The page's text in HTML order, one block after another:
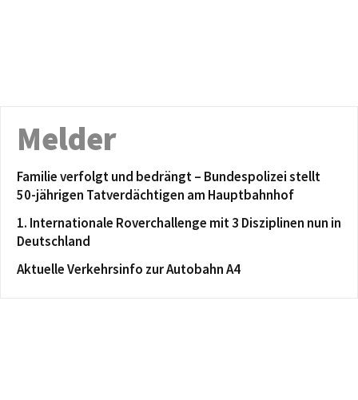
Melder
Familie verfolgt und bedrängt – Bundespolizei stellt
50-jährigen Tatverdächtigen am Hauptbahnhof
1. Internationale Roverchallenge mit 3 Disziplinen nun in
Deutschland
Aktuelle Verkehrsinfo zur Autobahn A4